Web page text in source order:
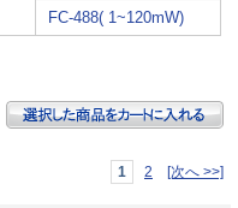
FC-488( 1~120mW)
1 2 [次へ >>]